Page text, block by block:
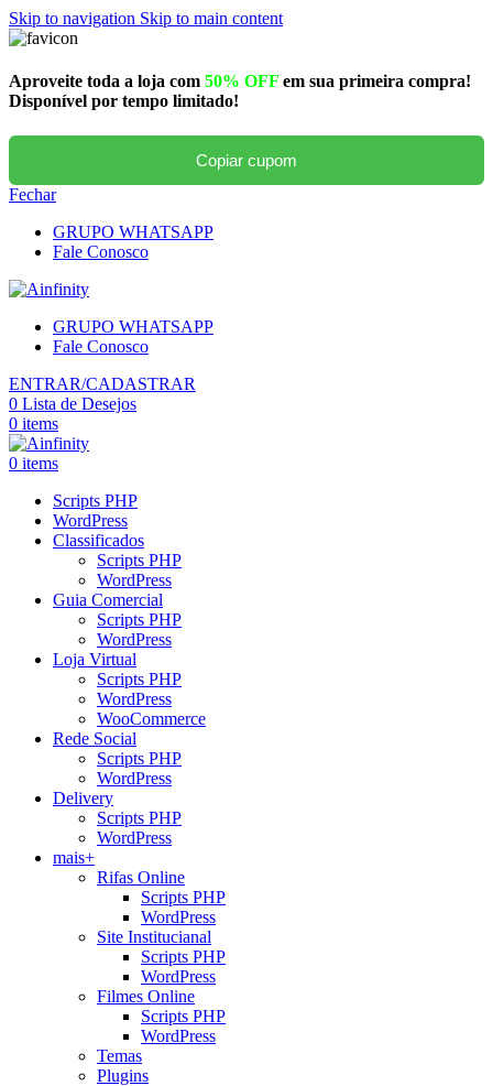
Skip to navigation Skip to main content
Aproveite toda a loja com 50% OFF em sua primeira compra!
Disponível por tempo limitado!
Copiar cupom
Fechar
GRUPO WHATSAPP
Fale Conosco
GRUPO WHATSAPP
Fale Conosco
ENTRAR/CADASTRAR
0 Lista de Desejos
0 items
0 items
Scripts PHP
WordPress
Classificados
Scripts PHP
WordPress
Guia Comercial
Scripts PHP
WordPress
Loja Virtual
Scripts PHP
WordPress
WooCommerce
Rede Social
Scripts PHP
WordPress
Delivery
Scripts PHP
WordPress
mais+
Rifas Online
Scripts PHP
WordPress
Site Institucianal
Scripts PHP
WordPress
Filmes Online
Scripts PHP
WordPress
Temas
Plugins